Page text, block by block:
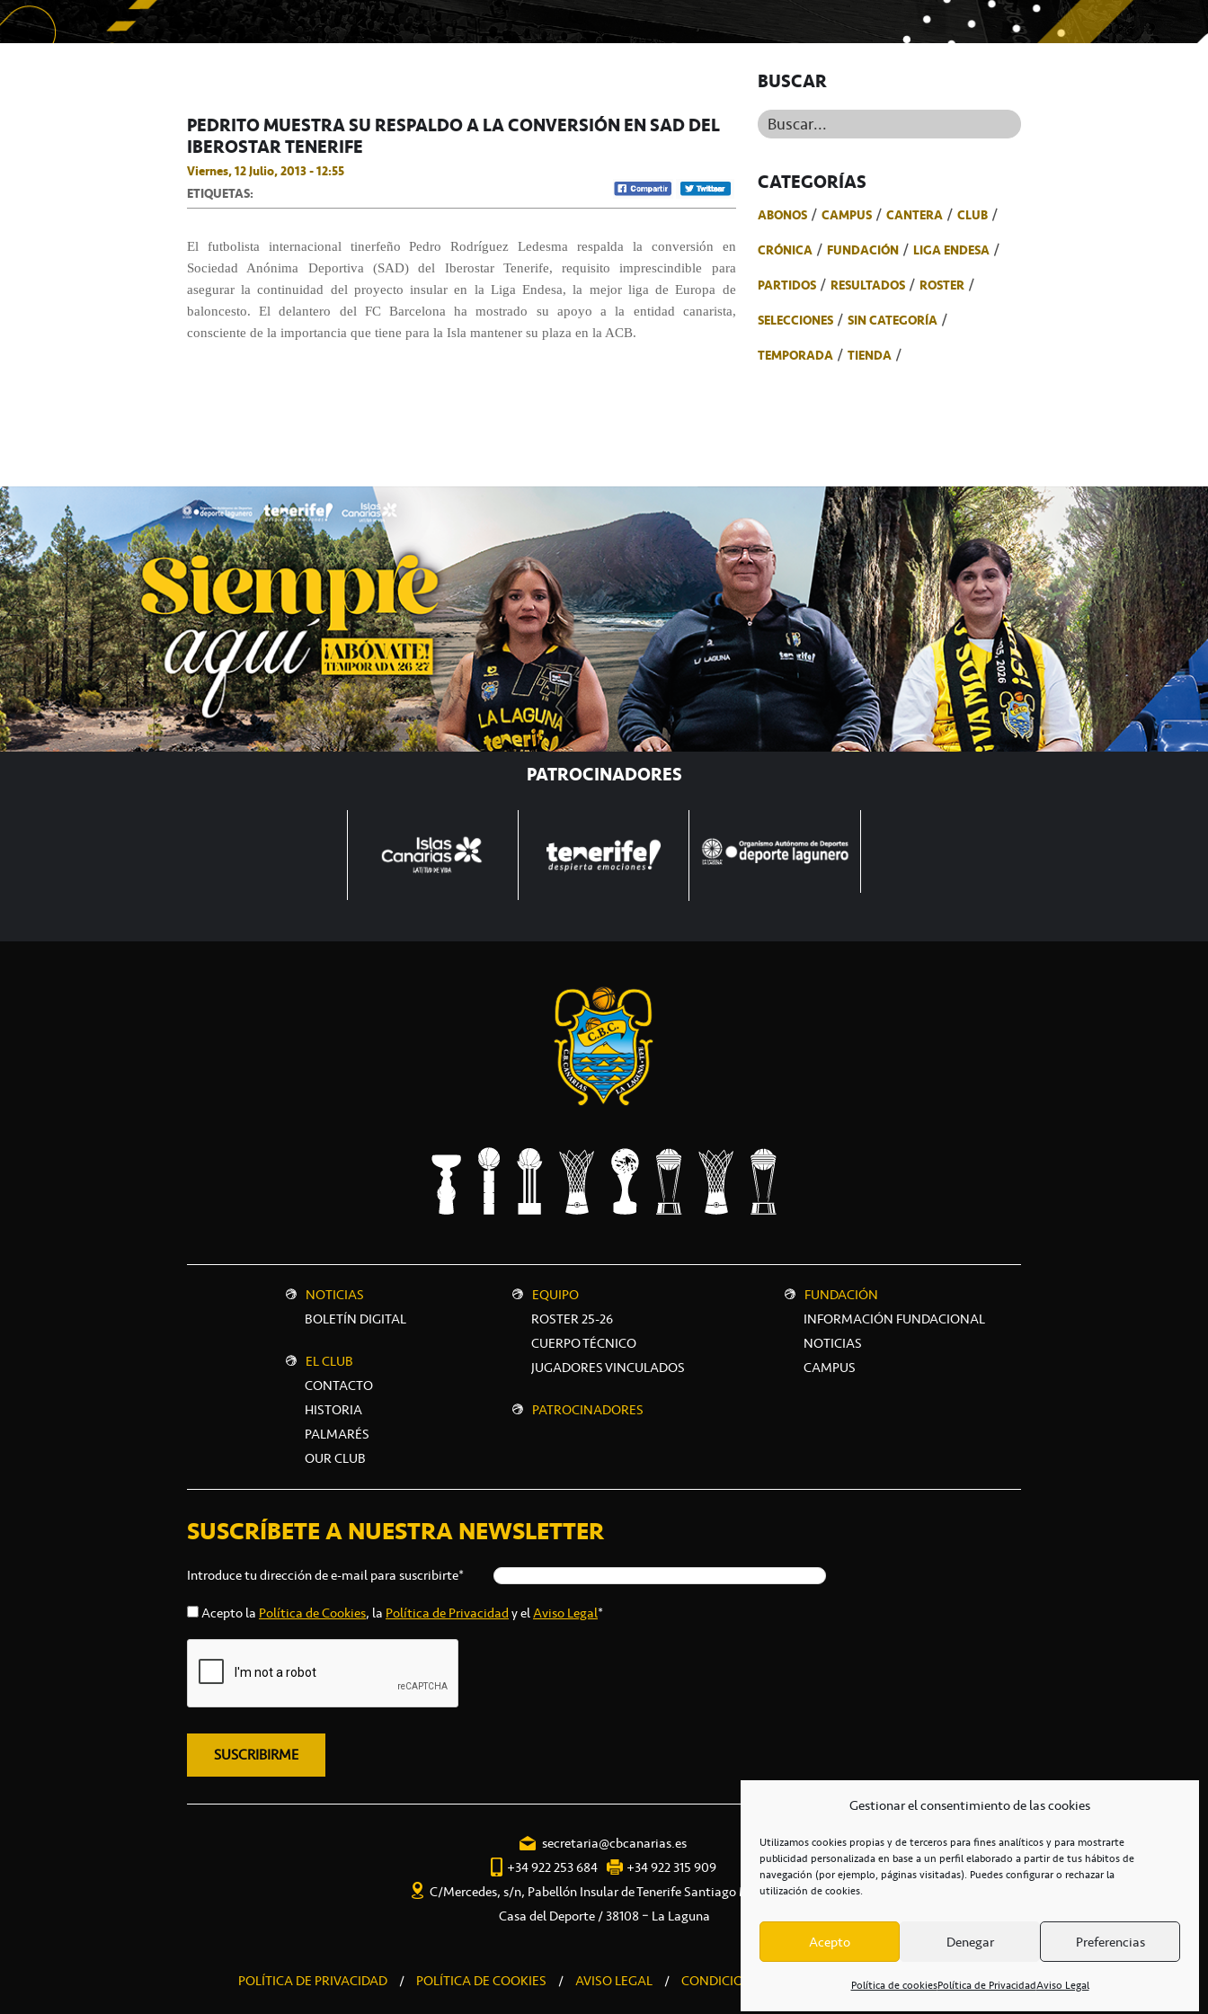
Gestionar el consentimiento de las cookies
Utilizamos cookies propias y de terceros para fines analíticos y para mostrarte
publicidad personalizada en base a un perfil elaborado a partir de tus hábitos de
navegación (por ejemplo, páginas visitadas). Puedes configurar o rechazar la
utilización de cookies.
Acepto Denegar Preferencias
Política de cookiesPolítica de PrivacidadAviso Legal
PEDRITO MUESTRA SU RESPALDO A LA CONVERSIÓN EN SAD DEL
IBEROSTAR TENERIFE
Viernes, 12 Julio, 2013 - 12:55
ETIQUETAS:
El futbolista internacional tinerfeño Pedro Rodríguez Ledesma respalda la conversión en
Sociedad Anónima Deportiva (SAD) del Iberostar Tenerife, requisito imprescindible para
asegurar la continuidad del proyecto insular en la Liga Endesa, la mejor liga de Europa de
baloncesto. El delantero del FC Barcelona ha mostrado su apoyo a la entidad canarista,
consciente de la importancia que tiene para la Isla mantener su plaza en la ACB.
BUSCAR
Buscar...
CATEGORÍAS
ABONOS CAMPUS CANTERA
CLUB
CRÓNICA
FUNDACIÓN
LIGA ENDESA
PARTIDOS
RESULTADOS
ROSTER
SELECCIONES
SIN CATEGORÍA
TEMPORADA
TIENDA
PATROCINADORES
NOTICIAS
BOLETÍN DIGITAL
EL CLUB
CONTACTO
HISTORIA
PALMARÉS
OUR CLUB
EQUIPO
ROSTER 25-26
CUERPO TÉCNICO
JUGADORES VINCULADOS
PATROCINADORES
FUNDACIÓN
INFORMACIÓN FUNDACIONAL
NOTICIAS
CAMPUS
SUSCRÍBETE A NUESTRA NEWSLETTER
Introduce tu dirección de e-mail para suscribirte*
Acepto la Política de Cookies, la Política de Privacidady elAviso Legal*
secretaria@cbcanarias.es
+34 922 253 684
+34 922 315 909
C/Mercedes, s/n, Pabellón Insular de Tenerife Santiago Martín
Casa del Deporte / 38108 – La Laguna
POLÍTICA DE PRIVACIDAD / POLÍTICA DE COOKIES / AVISO LEGAL / CONDICIONES COMERCIALES / ACCESIBILIDAD